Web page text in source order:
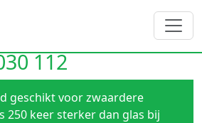
112
geschikt voor zwaardere
250 keer sterker dan glas bij